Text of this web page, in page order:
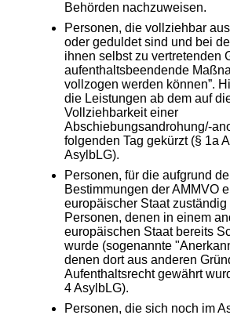
Behörden nachzuweisen.
Personen, die vollziehbar
oder geduldet sind und bei
ihnen selbst zu vertretenden
aufenthaltsbeendende
vollzogen werden können”.
die Leistungen ab dem auf
Vollziehbarkeit einer
Abschiebungsandrohung/-
folgenden Tag gekürzt (§ 1a
AsylbLG).
Personen, für die aufgrund
Bestimmungen der AMMVO
europäischer Staat
Personen, denen in einem
europäischen Staat bereits
wurde (sogenannte
denen dort aus anderen
Aufenthaltsrecht gewährt
4 AsylbLG).
Personen, die sich noch im